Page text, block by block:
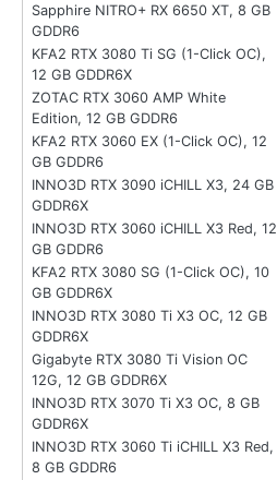
Sapphire NITRO+ RX 6650 XT, 8 GB
GDDR6
KFA2 RTX 3080 Ti SG (1-Click OC),
12 GB GDDR6X
ZOTAC RTX 3060 AMP White
Edition, 12 GB GDDR6
KFA2 RTX 3060 EX (1-Click OC), 12
GB GDDR6
INNO3D RTX 3090 iCHILL X3, 24 GB
GDDR6X
INNO3D RTX 3060 iCHILL X3 Red, 12
GB GDDR6
KFA2 RTX 3080 SG (1-Click OC), 10
GB GDDR6X
INNO3D RTX 3080 Ti X3 OC, 12 GB
GDDR6X
Gigabyte RTX 3080 Ti Vision OC
12G, 12 GB GDDR6X
INNO3D RTX 3070 Ti X3 OC, 8 GB
GDDR6X
INNO3D RTX 3060 Ti iCHILL X3 Red,
8 GB GDDR6